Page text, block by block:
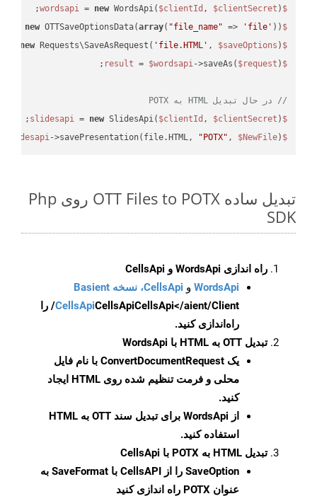
$wordsapi
= new WordsApi( $clientId , $clientSecret );
$saveOptions
new OTTSaveOptionsData(array( "file_name" => 'file' ));
$request
new Requests\SaveAsRequest( 'file.HTML' , $saveOptions );
$result
= $wordsapi->saveAs( $request
// در حال تبدیل HTML به POTX
$slidesapi
= new SlidesApi( $clientId , $clientSecret );
$slidesapi
->savePresentation(file.HTML, "POTX" , $NewFile);
تبدیل ساده OTT Files to POTX روی Php
SDK
راه اندازی WordsApi و CellsApi
WordsApi و CellsApi، نسخه Basient
CellsApiCellsApi
CellsApi</aient/Client/ را
راه‌اندازی کنید.
تبدیل OTT به HTML با WordsApi
یک ConvertDocumentRequest با نام فایل
محلی و فرمت تنظیم شده روی HTML ایجاد
کنید.
از WordsApi برای تبدیل سند OTT به HTML
استفاده کنید.
تبدیل HTML به POTX با CellsApi
SaveOption
را از CellsAPI با SaveFormat به
عنوان POTX راه اندازی کنید